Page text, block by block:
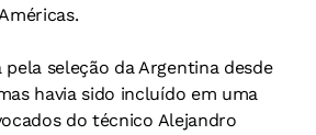
seleção da Argentina desde
havia sido incluído em uma
do técnico Alejandro